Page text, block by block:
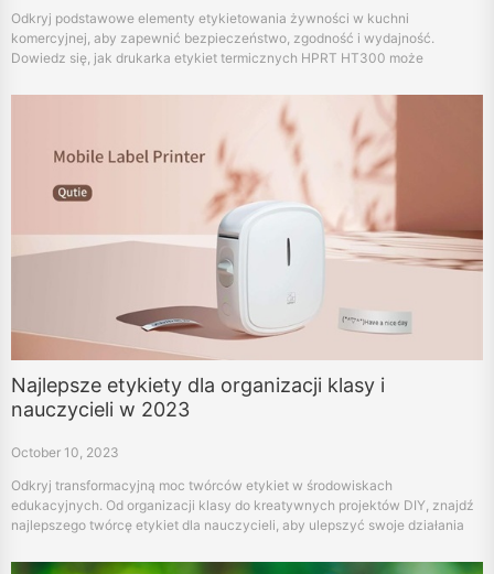
Odkryj podstawowe elementy etykietowania żywności w kuchni
komercyjnej, aby zapewnić bezpieczeństwo, zgodność i wydajność.
Dowiedz się, jak drukarka etykiet termicznych HPRT HT300 może
Najlepsze etykiety dla organizacji klasy i
nauczycieli w 2023
October 10, 2023
Odkryj transformacyjną moc twórców etykiet w środowiskach
edukacyjnych. Od organizacji klasy do kreatywnych projektów DIY, znajdź
najlepszego twórcę etykiet dla nauczycieli, aby ulepszyć swoje działania